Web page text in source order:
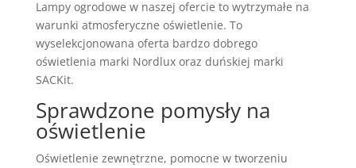
Lampy ogrodowe w naszej ofercie to wytrzymałe na
warunki atmosferyczne oświetlenie. To
wyselekcjonowana oferta bardzo dobrego
oświetlenia marki Nordlux oraz duńskiej marki
SACKit.
Sprawdzone pomysły na
oświetlenie
Oświetlenie zewnętrzne, pomocne w tworzeniu